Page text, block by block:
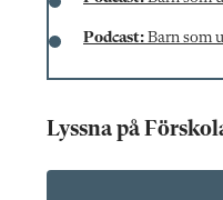
Podcast: Barn som
Lyssna på